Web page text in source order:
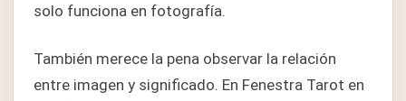
solo funciona en fotografía.
También merece la pena observar la relación
entre imagen y significado. En Fenestra Tarot en